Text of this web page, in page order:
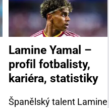
Lamine Yamal –
profil fotbalisty,
kariéra, statistiky
Španělský talent Lamine